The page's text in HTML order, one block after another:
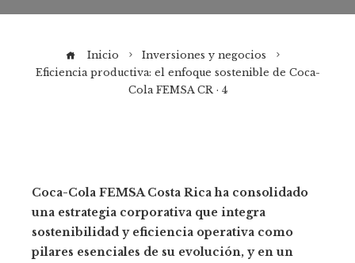
Inicio
Inversiones y negocios
Eficiencia productiva: el enfoque sostenible de Coca-
Cola FEMSA CR · 4
Coca-Cola FEMSA Costa Rica ha consolidado
una estrategia corporativa que integra
sostenibilidad y eficiencia operativa como
pilares esenciales de su evolución, y en un